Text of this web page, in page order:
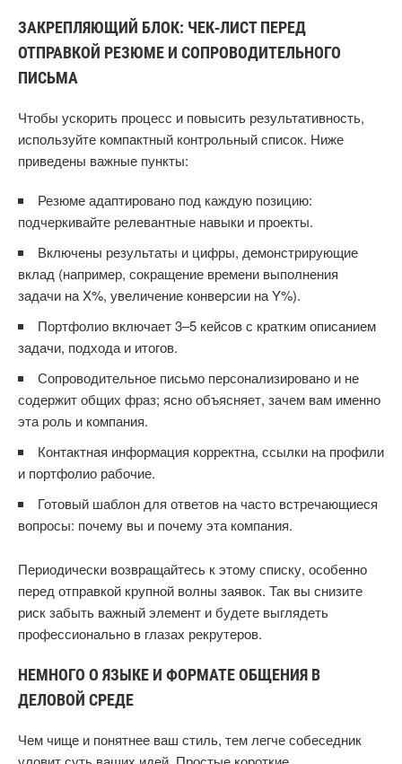
ЗАКРЕПЛЯЮЩИЙ БЛОК: ЧЕК‑ЛИСТ ПЕРЕД
ОТПРАВКОЙ РЕЗЮМЕ И СОПРОВОДИТЕЛЬНОГО
ПИСЬМА
Чтобы ускорить процесс и повысить результативность,
используйте компактный контрольный список. Ниже
приведены важные пункты:
Резюме адаптировано под каждую позицию:
подчеркивайте релевантные навыки и проекты.
Включены результаты и цифры, демонстрирующие
вклад (например, сокращение времени выполнения
задачи на X%, увеличение конверсии на Y%).
Портфолио включает 3–5 кейсов с кратким описанием
задачи, подхода и итогов.
Сопроводительное письмо персонализировано и не
содержит общих фраз; ясно объясняет, зачем вам именно
эта роль и компания.
Контактная информация корректна, ссылки на профили
и портфолио рабочие.
Готовый шаблон для ответов на часто встречающиеся
вопросы: почему вы и почему эта компания.
Периодически возвращайтесь к этому списку, особенно
перед отправкой крупной волны заявок. Так вы снизите
риск забыть важный элемент и будете выглядеть
профессионально в глазах рекрутеров.
НЕМНОГО О ЯЗЫКЕ И ФОРМАТЕ ОБЩЕНИЯ В
ДЕЛОВОЙ СРЕДЕ
Чем чище и понятнее ваш стиль, тем легче собеседник